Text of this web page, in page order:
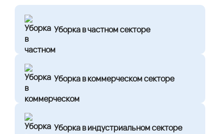
Уборка в частном секторе
Уборка в коммерческом секторе
Уборка в индустриальном секторе